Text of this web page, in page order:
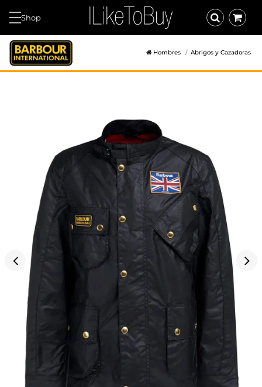
Shop
Hombres Abrigos y Cazadoras